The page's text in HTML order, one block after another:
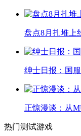
盘点8月扎堆上
绅士日报：国
正惊漫谈：从
热门测试游戏